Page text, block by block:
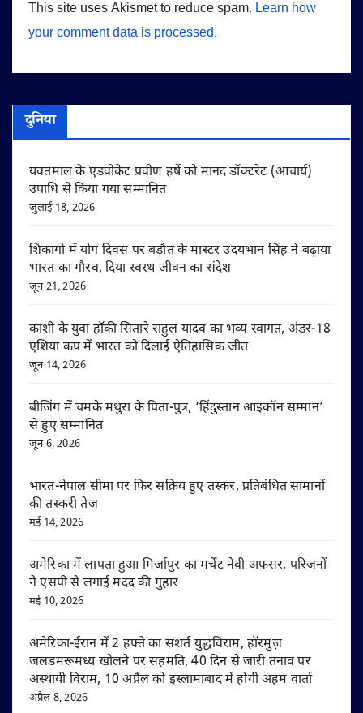
This site uses Akismet to reduce spam. Learn how
your comment data is processed.
दुनिया
यवतमाल के एडवोकेट प्रवीण हर्षे को मानद डॉक्टरेट (आचार्य)
उपाधि से किया गया सम्मानित
जुलाई 18, 2026
शिकागो में योग दिवस पर बड़ौत के मास्टर उदयभान सिंह ने बढ़ाया
भारत का गौरव, दिया स्वस्थ जीवन का संदेश
जून 21, 2026
काशी के युवा हॉकी सितारे राहुल यादव का भव्य स्वागत, अंडर-18
एशिया कप में भारत को दिलाई ऐतिहासिक जीत
जून 14, 2026
बीजिंग में चमके मथुरा के पिता-पुत्र, ‘हिंदुस्तान आइकॉन सम्मान’
से हुए सम्मानित
जून 6, 2026
भारत-नेपाल सीमा पर फिर सक्रिय हुए तस्कर, प्रतिबंधित सामानों
की तस्करी तेज
मई 14, 2026
अमेरिका में लापता हुआ मिर्जापुर का मर्चेंट नेवी अफसर, परिजनों
ने एसपी से लगाई मदद की गुहार
मई 10, 2026
अमेरिका-ईरान में 2 हफ्ते का सशर्त युद्धविराम, हॉरमुज़
जलडमरूमध्य खोलने पर सहमति, 40 दिन से जारी तनाव पर
अस्थायी विराम, 10 अप्रैल को इस्लामाबाद में होगी अहम वार्ता
अप्रैल 8, 2026